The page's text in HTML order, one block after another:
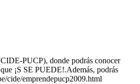
PUCP), donde podrás conocer
¡S SE PUEDE!.Además, podrás
cide/emprendepucp2009.html